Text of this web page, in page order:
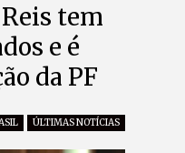
tem
e é
da PF
ÚLTIMAS NOTÍCIAS